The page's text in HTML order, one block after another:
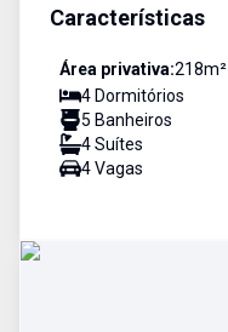
Características
Área privativa:218m²
4 Dormitórios
5 Banheiros
4Suítes
4Vagas